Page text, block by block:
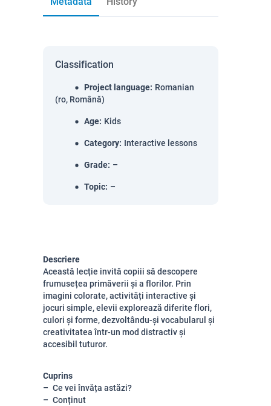
Classification
Project language: Romanian
(ro, Română)
Age: Kids
Category: Interactive lessons
Grade: –
Topic: –
Descriere
Această lecție invită copiii să descopere
frumusețea primăverii și a florilor. Prin
imagini colorate, activități interactive și
jocuri simple, elevii explorează diferite flori,
culori și forme, dezvoltându-și vocabularul și
creativitatea într-un mod distractiv și
accesibil tuturor.
Cuprins
Ce vei învăța astăzi?
Conținut